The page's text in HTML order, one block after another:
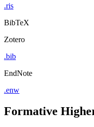
.ris
BibTeX
Zotero
.bib
EndNote
.enw
Formative